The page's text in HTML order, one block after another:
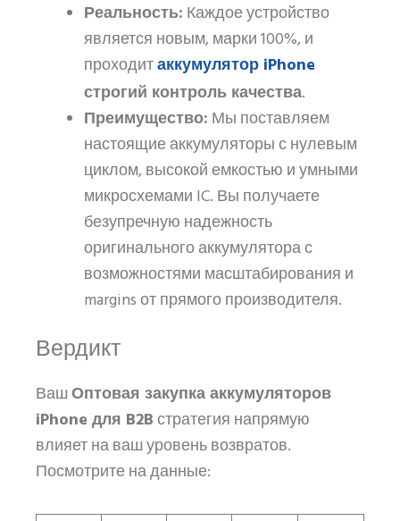
Реальность: Каждое устройство
является новым, марки 100%, и
проходитаккумулятор iPhone
строгий контроль качества.
Преимущество: Мы поставляем
настоящие аккумуляторы с нулевым
циклом, высокой емкостью и умными
микросхемами IC. Вы получаете
безупречную надежность
оригинального аккумулятора с
возможностями масштабирования и
margins от прямого производителя.
Вердикт
ВашОптовая закупка аккумуляторов
iPhone для B2Bстратегия напрямую
влияет на ваш уровень возвратов.
Посмотрите на данные: